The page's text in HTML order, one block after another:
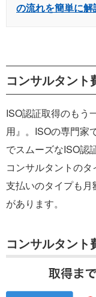
の流れを簡単に解
コンサルタント
ISO認証取得のもう
用』。ISOの専門家
でスムーズなISO認
コンサルタントのタ
支払いのタイプも
があります。
コンサルタント